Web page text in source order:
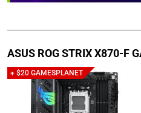
ASUS ROG STRIX X870-F
+ $20 GAMESPLANET